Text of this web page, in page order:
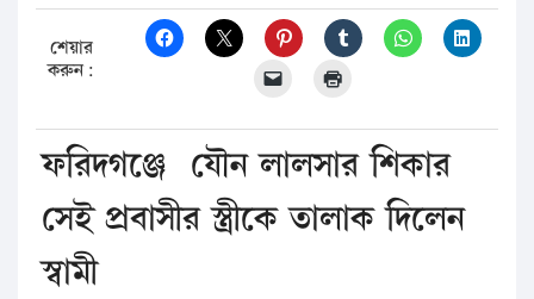
শেয়ার
করুন:
ফরিদগঞ্জে যৌন লালসার শিকার
সেই প্রবাসীর স্ত্রীকে তালাক দিলেন
স্বামী